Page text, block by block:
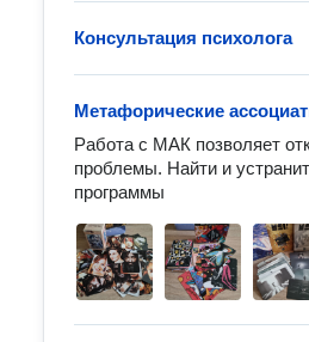
Консультация психолога
Метафорические
Работа с МАК позволяет
проблемы. Найти и
программы